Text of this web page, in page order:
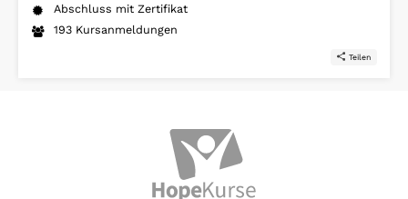
Abschluss mit Zertifikat
193 Kursanmeldungen
Teilen